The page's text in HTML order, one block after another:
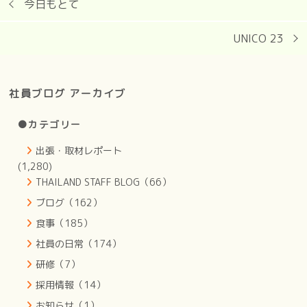
今日もとて
UNICO 23
社員ブログ アーカイブ
●カテゴリー
出張・取材レポート
(1,280)
THAILAND STAFF BLOG（66）
ブログ（162）
食事（185）
社員の日常（174）
研修（7）
採用情報（14）